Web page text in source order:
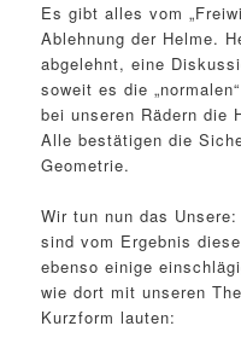
Es gibt alles vom
Ablehnung der Helme.
abgelehnt, eine
soweit es die
bei unseren Rädern die
Alle bestätigen die
Geometrie.
Wir tun nun das
sind vom Ergebnis
ebenso einige
wie dort mit unseren
Kurzform lauten: